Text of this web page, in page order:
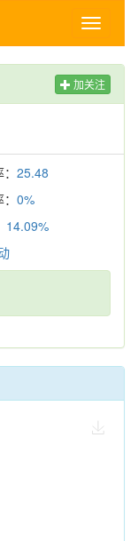
Toggle
加关注
25.48
0%
14.09%